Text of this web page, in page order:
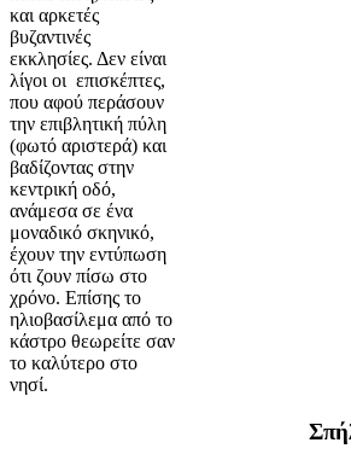
και αρκετές
βυζαντινές
εκκλησίες. Δεν είναι
λίγοι οι επισκέπτες,
που αφού περάσουν
την επιβλητική πύλη
(φωτό αριστερά) και
βαδίζοντας στην
κεντρική οδό,
ανάμεσα σε ένα
μοναδικό σκηνικό,
έχουν την εντύπωση
ότι ζουν πίσω στο
χρόνο. Επίσης το
ηλιοβασίλεμα από το
κάστρο θεωρείτε σαν
το καλύτερο στο
νησί.